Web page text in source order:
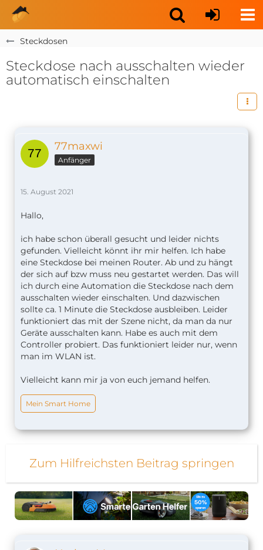
Steckdosen
Steckdose nach ausschalten wieder
automatisch einschalten
77maxwi
Anfänger
15. August 2021
Hallo,
ich habe schon überall gesucht und leider nichts
gefunden. Vielleicht könnt ihr mir helfen. Ich habe
eine Steckdose bei meinen Router. Ab und zu hängt
der sich auf bzw muss neu gestartet werden. Das will
ich durch eine Automation die Steckdose nach dem
ausschalten wieder einschalten. Und dazwischen
sollte ca. 1 Minute die Steckdose ausbleiben. Leider
funktioniert das mit der Szene nicht, da man da nur
Geräte ausschalten kann. Habe es auch mit dem
Controller probiert. Das funktioniert leider nur, wenn
man im WLAN ist.
Vielleicht kann mir ja von euch jemand helfen.
Mein Smart Home
Zum Hilfreichsten Beitrag springen